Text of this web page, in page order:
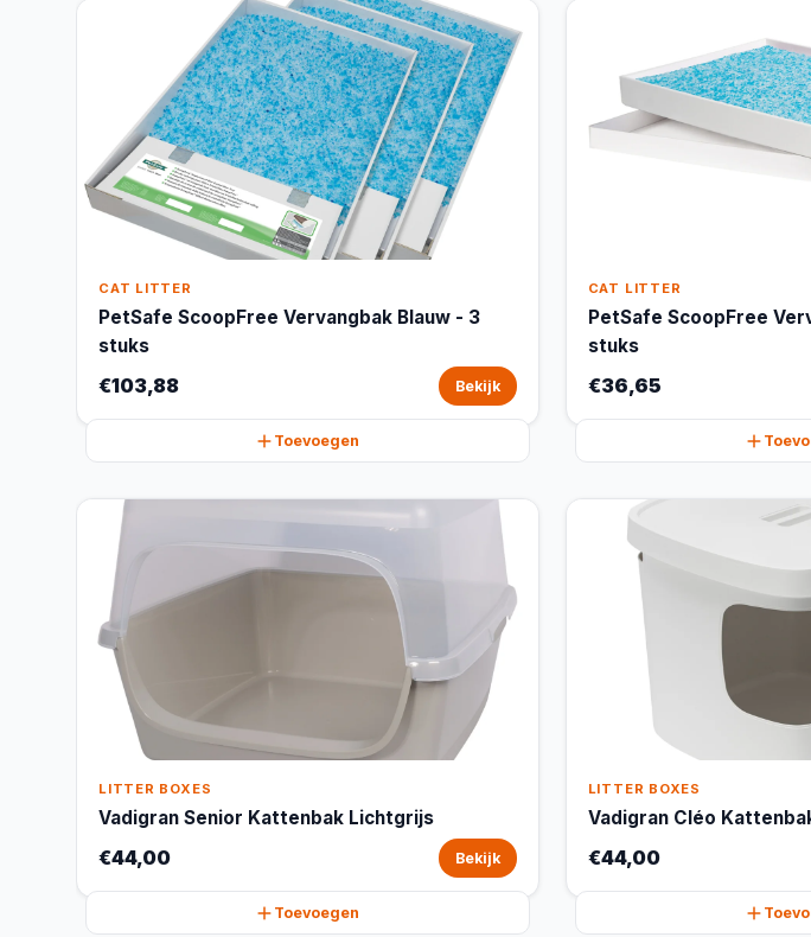
CAT LITTER
PetSafe ScoopFree Vervangbak Blauw - 3
stuks
€103,88 Bekijk
Toevoegen
CAT LITTER
PetSafe ScoopFree
stuks
€36,65
LITTER BOXES
Vadigran Senior Kattenbak Lichtgrijs
€44,00 Bekijk
Toevoegen
LITTER BOXES
Vadigran Cléo
€44,00